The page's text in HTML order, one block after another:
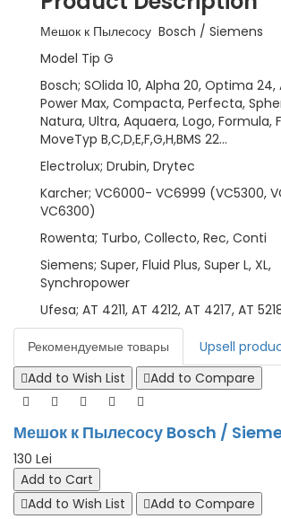
Мешок к Пылесосу Bosch / Siemens
Model Tip G
Bosch; SOlida 10, Alpha 20, Optima 24,
Power Max, Compacta, Perfecta,
Natura, Ultra, Aquaera, Logo, Formula,
MoveTyp B,C,D,E,F,G,H,BMS 22...
Electrolux; Drubin, Drytec
Karcher; VC6000- VC6999 (VC5300,
VC6300)
Rowenta; Turbo, Collecto, Rec, Conti
Siemens; Super, Fluid Plus, Super L, XL,
Synchropower
Ufesa; AT 4211, AT 4212, AT 4217, AT
Рекомендуемые товары
Upsell
Add to Wish List
Add to Compare
Мешок к Пылесосу Bosch /
130 Lei
Add to Cart
Add to Wish List
Add to Compare